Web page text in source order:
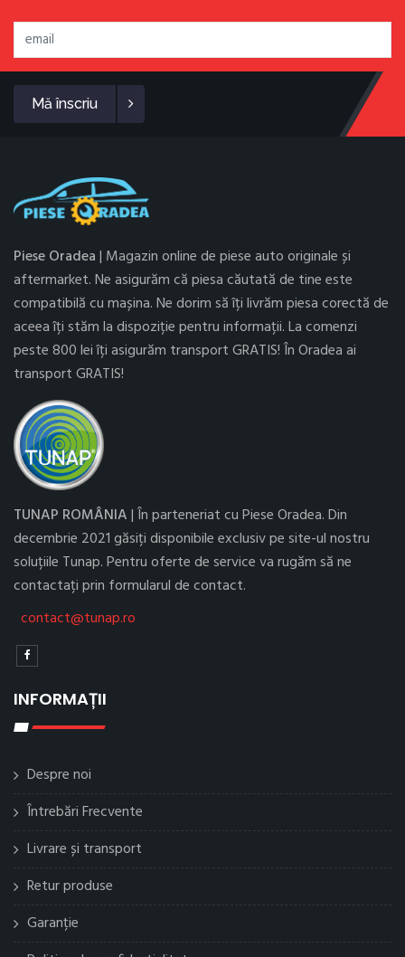
Mă înscriu
Piese Oradea| Magazin online de piese auto originale și
aftermarket. Ne asigurăm că piesa căutată de tine este
compatibilă cu mașina. Ne dorim să îți livrăm piesa corectă de
aceea îți stăm la dispoziție pentru informații. La comenzi
peste 800 lei îți asigurăm transport GRATIS! În Oradea ai
transport GRATIS!
TUNAP ROMÂNIA| În parteneriat cu Piese Oradea. Din
decembrie 2021 găsiți disponibile exclusiv pe site-ul nostru
soluțiile Tunap. Pentru oferte de service va rugăm să ne
contactați prin formularul de contact.
contact@tunap.ro
INFORMAȚII
Despre noi
Întrebări Frecvente
Livrare și transport
Retur produse
Garanție